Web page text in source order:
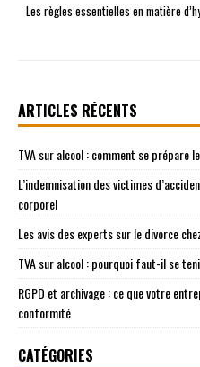
Les règles essentielles en matière
ARTICLES RÉCENTS
TVA sur alcool : comment se prépare
L’indemnisation des victimes
corporel
Les avis des experts sur le divorce
TVA sur alcool : pourquoi faut-il se
RGPD et archivage : ce que votre
conformité
CATÉGORIES